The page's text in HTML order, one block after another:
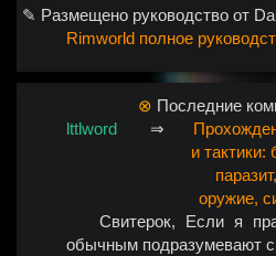
✎ Размещено руководство от
Rimworld полное
⊗ Последние
lttlword
⇒
и тактики:
оружие,
Свитерок, Если я
обычным подразумевают